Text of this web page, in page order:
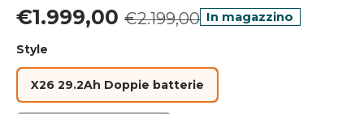
€1.999,00 €2.199,00 In magazzino
Style
X26 29.2Ah Doppie batterie